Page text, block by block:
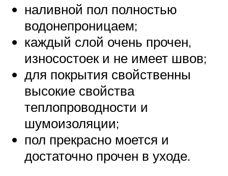
наливной пол полностью
водонепроницаем;
каждый слой очень прочен,
износостоек и не имеет швов;
для покрытия свойственны
высокие свойства
теплопроводности и
шумоизоляции;
пол прекрасно моется и
достаточно прочен в уходе.